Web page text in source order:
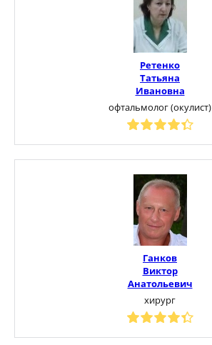
Ретенко
Татьяна
Ивановна
офтальмолог (окулист)
Ганков
Виктор
Анатольевич
хирург